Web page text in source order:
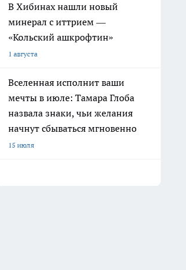
В Хибинах нашли новый
минерал с иттрием —
«Кольский ашкрофтин»
1 августа
Вселенная исполнит ваши
мечты в июле: Тамара Глоба
назвала знаки, чьи желания
начнут сбываться мгновенно
15 июля